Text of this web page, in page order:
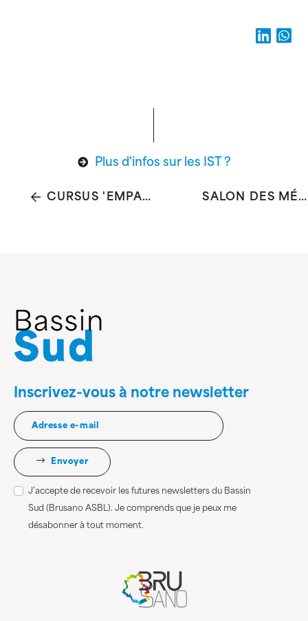
Plus d'infos sur les IST ?
CURSUS 'EMPATHISCH NEDERLANDS' SALON DES MÉDIAS
Inscrivez-vous à notre newsletter
Envoyer
J’accepte de recevoir les futures newsletters du Bassin
Sud (Brusano ASBL). Je comprends que je peux me
désabonner à tout moment.